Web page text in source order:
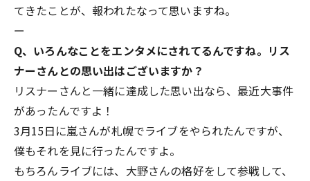
てきたことが、報われたなって思いますね。
ー
Q、いろんなことをエンタメにされてるんですね。リス
ナーさんとの思い出はございますか？
リスナーさんと一緒に達成した思い出なら、最近大事件
があったんですよ！
3月15日に嵐さんが札幌でライブをやられたんですが、
僕もそれを見に行ったんですよ。
もちろんライブには、大野さんの格好をして参戦して、